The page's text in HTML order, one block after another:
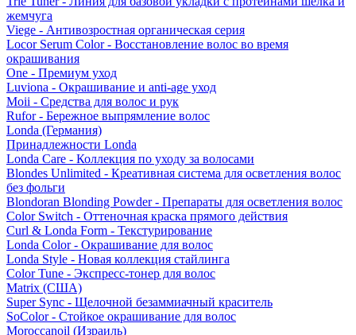
жемчуга
Viege - Антивозростная органическая серия
Locor Serum Color - Восстановление волос во время
окрашивания
One - Премиум уход
Luviona - Окрашивание и anti-age уход
Moii - Средства для волос и рук
Rufor - Бережное выпрямление волос
Londa (Германия)
Принадлежности Londa
Londa Care - Коллекция по уходу за волосами
Blondes Unlimited - Креативная система для осветления волос
без фольги
Blondoran Blonding Powder - Препараты для осветления волос
Color Switch - Оттеночная краска прямого действия
Curl & Londa Form - Текстурирование
Londa Color - Окрашивание для волос
Londa Style - Новая коллекция стайлинга
Color Tune - Экспресс-тонер для волос
Matrix (США)
Super Sync - Щелочной безаммиачный краситель
SoColor - Стойкое окрашивание для волос
Moroccanoil (Израиль)